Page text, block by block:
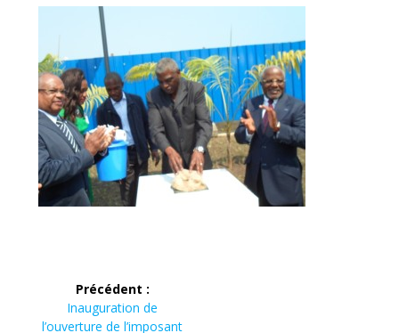
Navigation
de
Précédent :
Article
précédent :
Inauguration de
l’ouverture de l’imposant